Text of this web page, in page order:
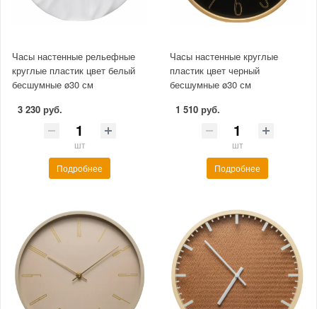
Часы настенные рельефные
круглые пластик цвет белый
бесшумные ø30 см
3 230 руб.
шт
Подробнее
Часы настенные круглые
пластик цвет черный
бесшумные ø30 см
1 510 руб.
шт
Подробнее